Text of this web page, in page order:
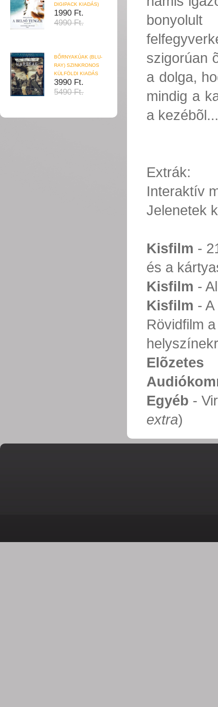
DIGIPACK KIADÁS)
1990 Ft.
4990 Ft.
BŐRNYAKÚAK (BLU-
RAY) SZINKRONOS
KÜLFÖLDI KIADÁS
3990 Ft.
5490 Ft.
szigorúan
a dolga,
mindig a
a kezébõl...
Extrák:
Interaktív
Jelenetek
Kisfilm -
és a
Kisfilm -
Kisfilm -
Rövidfilm
Elõzetes
Egyéb -
extra)